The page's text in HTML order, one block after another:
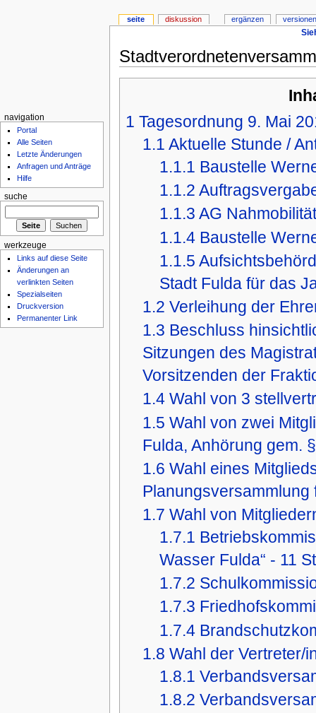
1 Tagesordnung 9. Mai
1.1 Aktuelle Stunde /
1.1.1 Baustelle
1.1.2
1.1.3 AG
1.1.4 Baustelle
1.1.5
Stadt Fulda für das
1.2 Verleihung der
1.3 Beschluss
Sitzungen des
Vorsitzenden der
1.4 Wahl von 3
1.5 Wahl von zwei
Fulda, Anhörung gem.
1.6 Wahl eines
1.7 Wahl von
1.7.1
Wasser Fulda“ - 11
1.7.2
1.7.3
1.7.4
1.8 Wahl der Vertreter/
1.8.1
1.8.2
seite diskussion ergänzen
navigation
Portal
Alle Seiten
Letzte Änderungen
Anfragen und Anträge
Hilfe
suche
werkzeuge
Links auf diese Seite
Änderungen an
verlinkten Seiten
Spezialseiten
Druckversion
Permanenter Link